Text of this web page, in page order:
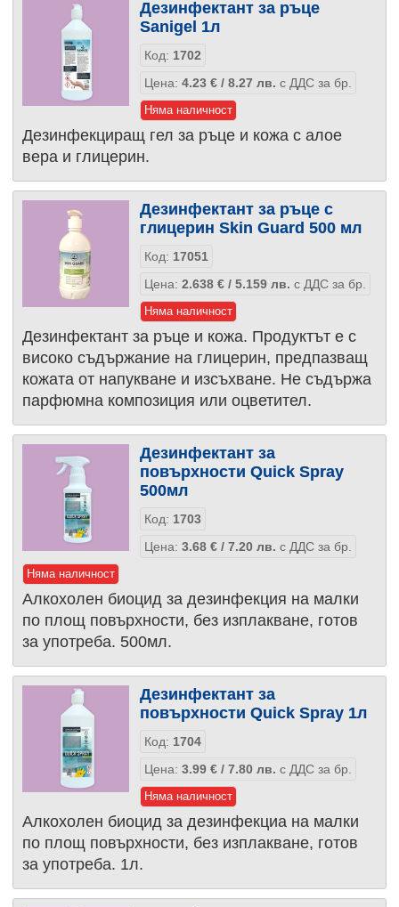
Дезинфектант за ръце
Sanigel 1л
Код: 1702
Цена: 4.23 €/ 8.27 лв. с ДДС за бр.
Няма наличност
Дезинфекциращ гел за ръце и кожа с алое
вера и глицерин.
Дезинфектант за ръце с
глицерин Skin Guard 500 мл
Код: 17051
Цена: 2.638 €/ 5.159 лв. с ДДС за бр.
Няма наличност
Дезинфектант за ръце и кожа. Продуктът е с
високо съдържание на глицерин, предпазващ
кожата от напукване и изсъхване. Не съдържа
парфюмна композиция или оцветител.
Дезинфектант за
повърхности Quick Spray
500мл
Код: 1703
Цена: 3.68 €/ 7.20 лв. с ДДС за бр.
Няма наличност
Алкохолен биоцид за дезинфекция на малки
по площ повърхности, без изплакване, готов
за употреба. 500мл.
Дезинфектант за
повърхности Quick Spray 1л
Код: 1704
Цена: 3.99 €/ 7.80 лв. с ДДС за бр.
Няма наличност
Алкохолен биоцид за дезинфекциа на малки
по площ повърхности, без изплакване, готов
за употреба. 1л.